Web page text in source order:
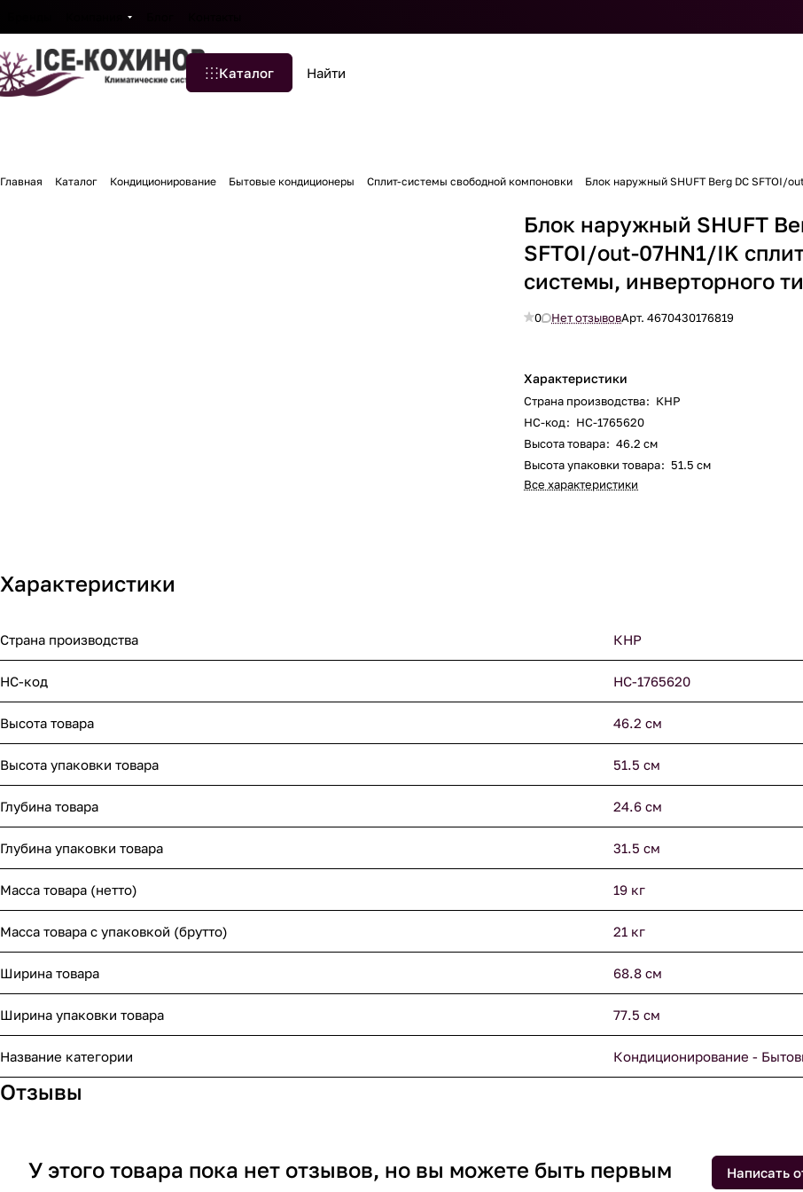
Каталог
Главная Каталог Кондиционирование Бытовые кондиционеры Сплит-системы свободной компоновки Блок наружный SHUFT Berg DC SFTOI/
Блок наружный SHUFT
SFTOI/out-07HN1/IK
системы, инверторного
0 Нет отзывовАрт.4670430176819
Характеристики
Страна производства: КНР
НС-код: НС-1765620
Высота товара: 46.2 см
Высота упаковки товара: 51.5 см
Все характеристики
Характеристики
Страна производства КНР
НС-код НС-1765620
Высота товара 46.2 см
Высота упаковки товара 51.5 см
Глубина товара 24.6 см
Глубина упаковки товара 31.5 см
Масса товара (нетто) 19 кг
Масса товара с упаковкой (брутто) 21 кг
Ширина товара 68.8 см
Ширина упаковки товара 77.5 см
Название категории Кондиционирование -
Отзывы
У этого товара пока нет отзывов, но вы можете быть первым Написать